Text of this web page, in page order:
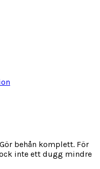
behån komplett. För
inte ett dugg mindre